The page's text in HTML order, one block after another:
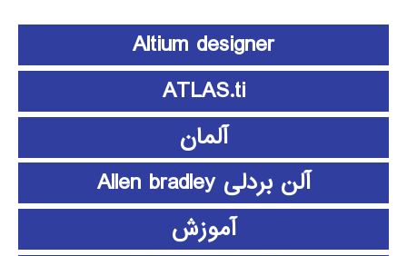
Altium designer
ATLAS.ti
آلمان
آلن بردلی Allen bradley
آموزش